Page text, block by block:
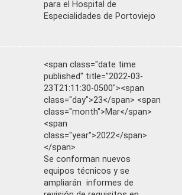
para el Hospital de
Especialidades de Portoviejo
<span class="date time
published" title="2022-03-
23T21:11:30-0500"><span
class="day">23</span> <span
class="month">Mar</span>
<span
class="year">2022</span>
</span>
Se conforman nuevos
equipos técnicos y se
ampliarán informes de